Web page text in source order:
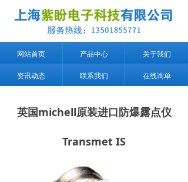
网站首页 产品中心 关于我们
资讯动态 联系我们 在线询单
英国michell原装进口防爆露点仪
Transmet IS